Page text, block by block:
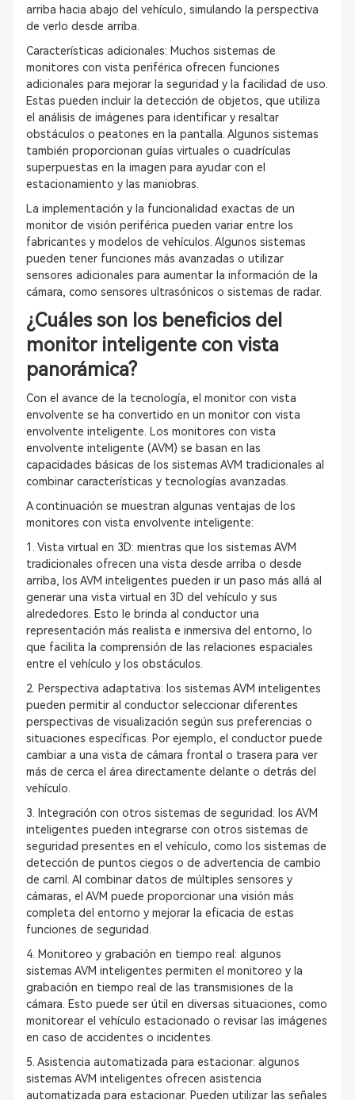
arriba hacia abajo del vehículo, simulando la perspectiva
de verlo desde arriba.
Características adicionales: Muchos sistemas de
monitores con vista periférica ofrecen funciones
adicionales para mejorar la seguridad y la facilidad de uso.
Estas pueden incluir la detección de objetos, que utiliza
el análisis de imágenes para identificar y resaltar
obstáculos o peatones en la pantalla. Algunos sistemas
también proporcionan guías virtuales o cuadrículas
superpuestas en la imagen para ayudar con el
estacionamiento y las maniobras.
La implementación y la funcionalidad exactas de un
monitor de visión periférica pueden variar entre los
fabricantes y modelos de vehículos. Algunos sistemas
pueden tener funciones más avanzadas o utilizar
sensores adicionales para aumentar la información de la
cámara, como sensores ultrasónicos o sistemas de radar.
¿Cuáles son los beneficios del
monitor inteligente con vista
panorámica?
Con el avance de la tecnología, el monitor con vista
envolvente se ha convertido en un monitor con vista
envolvente inteligente. Los monitores con vista
envolvente inteligente (AVM) se basan en las
capacidades básicas de los sistemas AVM tradicionales al
combinar características y tecnologías avanzadas.
A continuación se muestran algunas ventajas de los
monitores con vista envolvente inteligente:
1. Vista virtual en 3D: mientras que los sistemas AVM
tradicionales ofrecen una vista desde arriba o desde
arriba, los AVM inteligentes pueden ir un paso más allá al
generar una vista virtual en 3D del vehículo y sus
alrededores. Esto le brinda al conductor una
representación más realista e inmersiva del entorno, lo
que facilita la comprensión de las relaciones espaciales
entre el vehículo y los obstáculos.
2. Perspectiva adaptativa: los sistemas AVM inteligentes
pueden permitir al conductor seleccionar diferentes
perspectivas de visualización según sus preferencias o
situaciones específicas. Por ejemplo, el conductor puede
cambiar a una vista de cámara frontal o trasera para ver
más de cerca el área directamente delante o detrás del
vehículo.
3. Integración con otros sistemas de seguridad: los AVM
inteligentes pueden integrarse con otros sistemas de
seguridad presentes en el vehículo, como los sistemas de
detección de puntos ciegos o de advertencia de cambio
de carril. Al combinar datos de múltiples sensores y
cámaras, el AVM puede proporcionar una visión más
completa del entorno y mejorar la eficacia de estas
funciones de seguridad.
4. Monitoreo y grabación en tiempo real: algunos
sistemas AVM inteligentes permiten el monitoreo y la
grabación en tiempo real de las transmisiones de la
cámara. Esto puede ser útil en diversas situaciones, como
monitorear el vehículo estacionado o revisar las imágenes
en caso de accidentes o incidentes.
5. Asistencia automatizada para estacionar: algunos
sistemas AVM inteligentes ofrecen asistencia
automatizada para estacionar. Pueden utilizar las señales